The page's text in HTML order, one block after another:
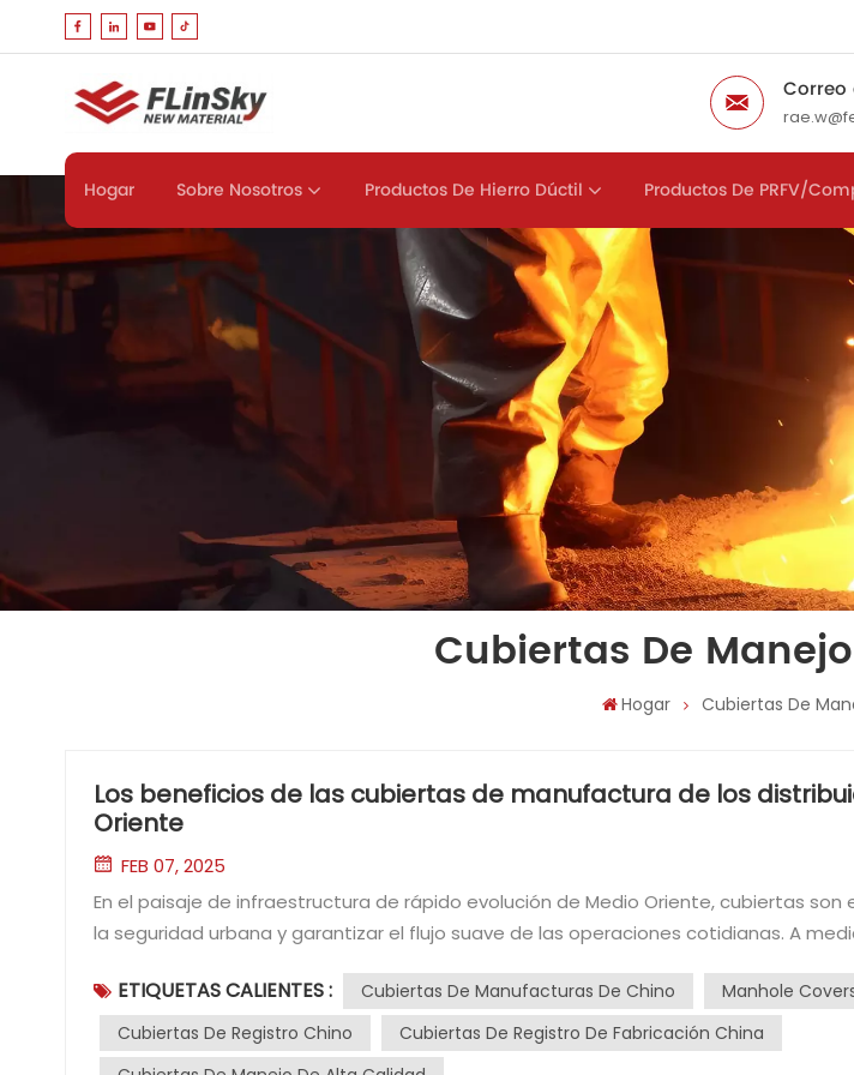
Correo
Hogar Sobre Nosotros Productos De Hierro Dúctil Productos De PRFV/
Cubiertas De
Hogar Cubiertas De
Los beneficios de las cubiertas de manufactura de los
Oriente
FEB 07, 2025
En el paisaje de infraestructura de rápido evolución de Medio Oriente, cubiertas son esenciales para mantener
la seguridad urbana y garantizar el flujo suave de las operaciones cotidianas. A
duraderos y rentables. Una fuente que ha estado ganando atención a nivel mundial
Con sus tecnologías de producción avanzadas, precios competitivos y logística
manejo de fabricación china presentan una valiosa oportunidad para los
ETIQUETAS CALIENTES : Cubiertas De Manufacturas De Chino
Manhole
Cubiertas De Registro Chino
Cubiertas De Registro De Fabricación China